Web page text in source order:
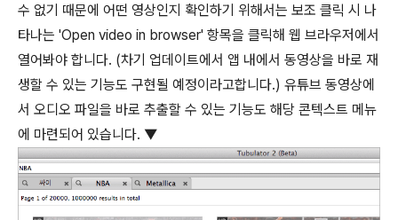
수 없기 때문에 어떤 영상인지 확인하기 위해서는 보조 클릭 시 나
타나는 'Open video in browser' 항목을 클릭해 웹 브라우저에서
열어봐야 합니다. (차기 업데이트에서 앱 내에서 동영상을 바로 재
생할 수 있는 기능도 구현될 예정이라고합니다.) 유튜브 동영상에
서 오디오 파일을 바로 추출할 수 있는 기능도 해당 콘텍스트 메뉴
에 마련되어 있습니다. ▼